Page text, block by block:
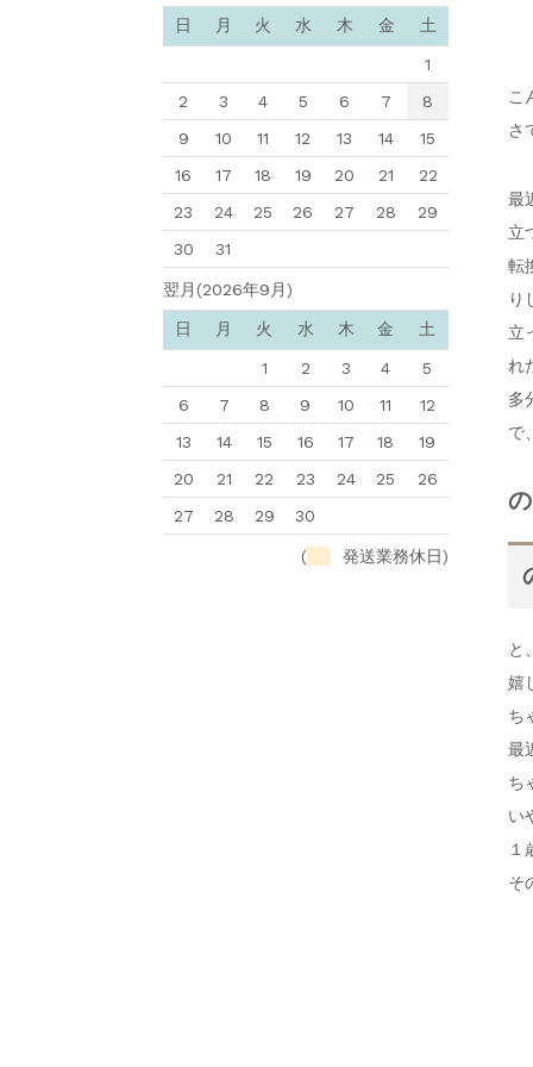
こ
さ
最
立
転
り
立
れ
多
で
と
嬉
ち
最
ち
い
１
そ
日 月 火 水 木 金 土
1
2
3 4 5 6 7
8
9
10 11 12 13 14
15
16
17 18 19 20 21
22
23
24 25 26 27 28
29
30
31
翌月(2026年9月)
日 月 火 水 木 金 土
1 2 3 4
5
6
7 8 9 10 11
12
13
14 15 16 17 18
19
20
21 22 23 24 25
26
27
28 29 30
( 発送業務休日)